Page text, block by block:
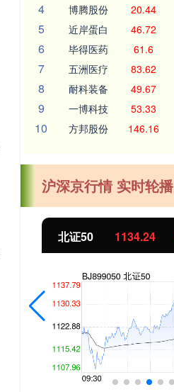
4 博腾股份 20.44
5 近岸蛋白 46.72
6 毕得医药 61.6
7 五洲医疗 83.62
8 耐科装备 49.67
9 一博科技 53.33
10 方邦股份 146.16
沪深京行情 实时轮播
北证50 1134.24